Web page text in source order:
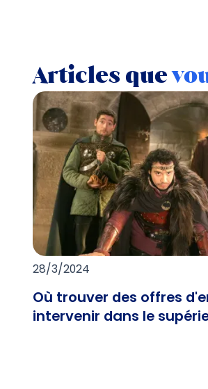
Articles que
28/3/2024
Où trouver des offres
intervenir dans le